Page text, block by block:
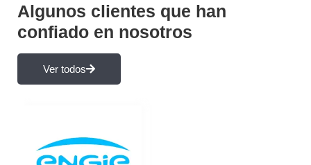
Algunos clientes que han
confiado en nosotros
Ver todos